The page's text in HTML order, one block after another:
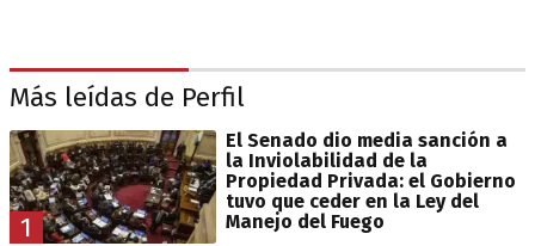
Más leídas de Perfil
1
El Senado dio media sanción a
la Inviolabilidad de la
Propiedad Privada: el Gobierno
tuvo que ceder en la Ley del
Manejo del Fuego